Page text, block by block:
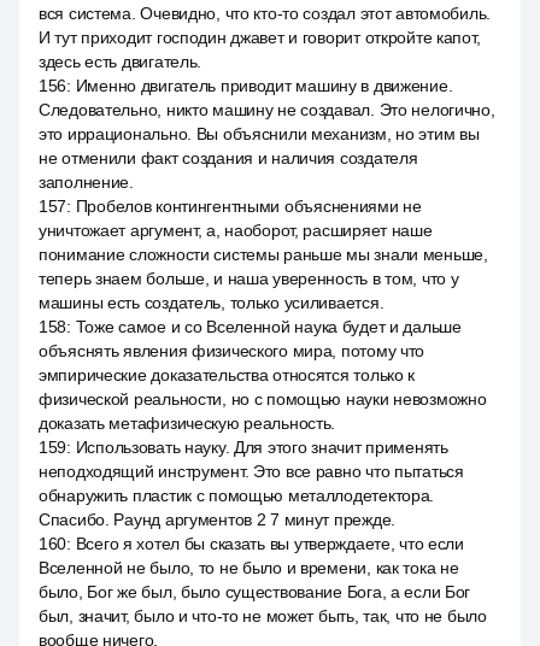
вся система. Очевидно, что кто-то создал этот автомобиль.
И тут приходит господин джавет и говорит откройте капот,
здесь есть двигатель.
156: Именно двигатель приводит машину в движение.
Следовательно, никто машину не создавал. Это нелогично,
это иррационально. Вы объяснили механизм, но этим вы
не отменили факт создания и наличия создателя
заполнение.
157: Пробелов контингентными объяснениями не
уничтожает аргумент, а, наоборот, расширяет наше
понимание сложности системы раньше мы знали меньше,
теперь знаем больше, и наша уверенность в том, что у
машины есть создатель, только усиливается.
158: Тоже самое и со Вселенной наука будет и дальше
объяснять явления физического мира, потому что
эмпирические доказательства относятся только к
физической реальности, но с помощью науки невозможно
доказать метафизическую реальность.
159: Использовать науку. Для этого значит применять
неподходящий инструмент. Это все равно что пытаться
обнаружить пластик с помощью металлодетектора.
Спасибо. Раунд аргументов 2 7 минут прежде.
160: Всего я хотел бы сказать вы утверждаете, что если
Вселенной не было, то не было и времени, как тока не
было, Бог же был, было существование Бога, а если Бог
был, значит, было и что-то не может быть, так, что не было
вообще ничего.